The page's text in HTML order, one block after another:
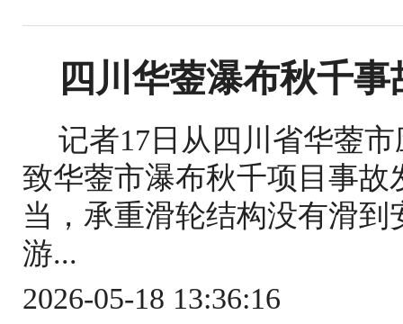
四川华蓥瀑布秋千
记者17日从四川省华蓥
致华蓥市瀑布秋千项目事
当，承重滑轮结构没有滑
游...
2026-05-18 13:36:16